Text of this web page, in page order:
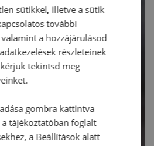
sütikkel, illetve a sütik
további
a hozzájárulásod
részleteinek
tekintsd meg
gombra kattintva
tájékoztatóban foglalt
a Beállítások alatt